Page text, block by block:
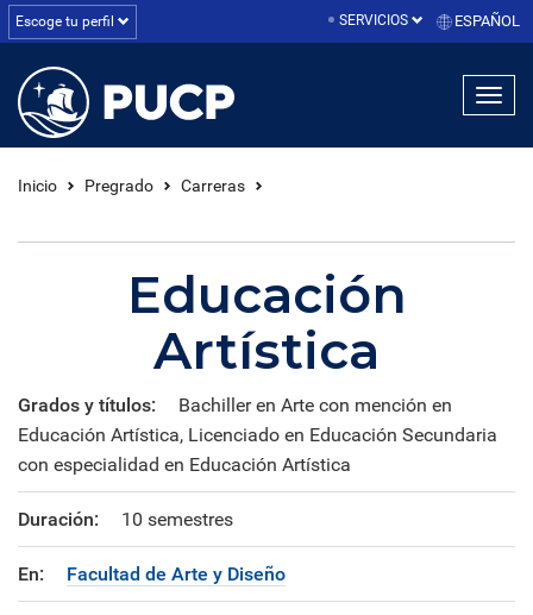
Escoge tu perfil SERVICIOS ESPAÑOL
Inicio Pregrado Carreras
Educación
Artística
Grados y títulos:
Bachiller en Arte con mención en
Educación Artística, Licenciado en Educación Secundaria
con especialidad en Educación Artística
Duración: 10 semestres
En: Facultad de Arte y Diseño